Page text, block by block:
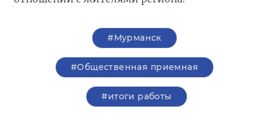
#Мурманск
#Общественная приемная
#итоги работы